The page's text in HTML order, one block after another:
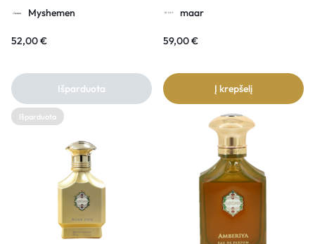
Myshemen
52,00€
Išparduota
maar
59,00€
Į krepšelį
Išparduota